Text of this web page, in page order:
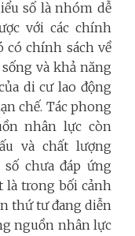
số là nhóm dễ
với các chính
có chính sách về
và khả năng
di cư lao động
chế. Tác phong
nhân lực còn
và chất lượng
chưa đáp ứng
là trong bối cảnh
thứ tư đang diễn
nguồn nhân lực